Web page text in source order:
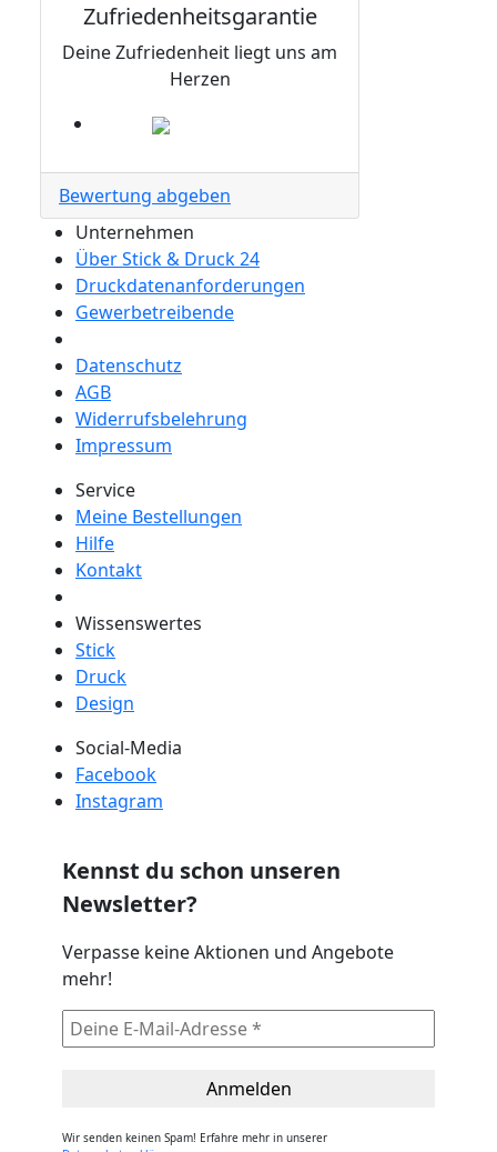
Zufriedenheitsgarantie
Deine Zufriedenheit liegt uns am
Herzen
Bewertung abgeben
Unternehmen
Über Stick & Druck 24
Druckdatenanforderungen
Gewerbetreibende
Datenschutz
AGB
Widerrufsbelehrung
Impressum
Service
Meine Bestellungen
Hilfe
Kontakt
Wissenswertes
Stick
Druck
Design
Social-Media
Facebook
Instagram
Kennst du schon unseren
Newsletter?
Verpasse keine Aktionen und Angebote
mehr!
Wir senden keinen Spam! Erfahre mehr in unserer